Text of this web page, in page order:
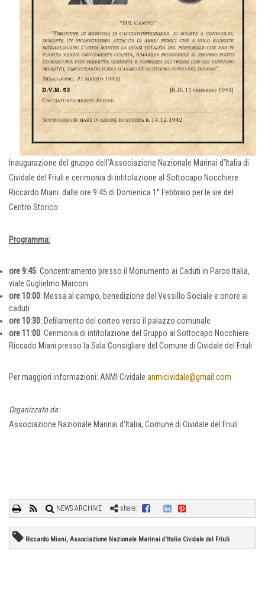
Inaugurazione del gruppo dell’Associazione Nazionale Marinai d’Italia di
Cividale del Friuli e cerimonia di intitolazione al Sottocapo Nocchiere
Riccardo Miani. dalle ore 9:45 di Domenica 1° Febbraio per le vie del
Centro Storico.
Programma:
ore 9:45: Concentramento presso il Monumento ai Caduti in Parco Italia,
viale Guglielmo Marconi
ore 10:00: Messa al campo, benedizione del Vessillo Sociale e onore ai
caduti
ore 10:30: Defilamento del corteo verso il palazzo comunale
ore 11:00: Cerimonia di intitolazione del Gruppo al Sottocapo Nocchiere
Riccado Miani presso la Sala Consigliare del Comune di Cividale del Friuli
Per maggiori informazioni: ANMI Cividale anmicividale@gmail.com
Organizzato da:
Associazione Nazionale Marinai d'Italia, Comune di Cividale del Friuli
NEWS ARCHIVE share:
Riccardo Miani, Associazione Nazionale Marinai d'Italia Cividale del Friuli